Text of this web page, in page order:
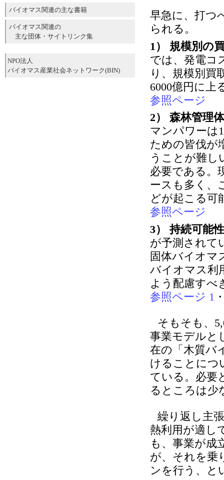
バイオマス関連の主な書籍
バイオマス関連の
主な団体・サイトリンク集
NPO法人
バイオマス産業社会ネットワーク(BIN)
早急に、打つ
られる。
1） 規模別の
では、発電コ
り、規模別買
6000億円に上
参照ページ
2） 森林管理
マンパワーは
ための皆伐が
うことが難し
必要である。
ースも多く、
どが起こる可
参照ページ
3） 持続可能
が予測されて
固体バイオマ
バイオマス利
よう配慮すべ
参照ページ 1
そもそも、
事業モデルと
在の「木質バ
けることにつ
ている。必要
るところは少
繰り返し主
熱利用が適し
も、事業が成
が、それを乗
ンを行う、と